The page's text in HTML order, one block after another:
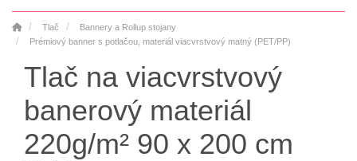
Tlač
Bannery a Rollup stojany
Prémiový banner s potlačou, materiál viacvrstvový matný (PET/PP)
Tlač na viacvrstvový
banerový materiál
220g/m² 90 x 200 cm